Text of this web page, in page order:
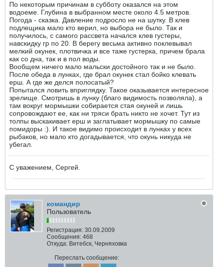
По некоторым причинам в субботу оказался на этом
водоеме. Глубина в выбранном месте около 4.5 метров.
Погода - сказка. Давление подросло не на шутку. В клев
подлещика мало кто верил, но выбора не было. Так и
получилось, с самого рассвета начался клев густеры,
навскидку гр по 20. В берегу весьма активно поклевывал
мелкий окунек, плотвичка и все таже густерка, причем брала
как со дна, так и в пол воды.
Вообщем ничего мало мальски достойного так и не было.
После обеда в лунках, где брал окунек стал бойко клевать
ерш. А где же делся полосатый?
Попытался ловить вприглядку. Такое оказывается интересное
зрелище. Смотришь в лунку (благо видимость позволяла), а
там вокруг мормышки собирается стая окуней и лишь
сопровождают ее, как ни тряси брать никто не хочет. Тут из
толпы выскакивает ерш и заглатывает мормышку по самые
помидоры :). И такое видимо происходит в лунках у всех
рыбаков, но мало кто догадывается, что окунь никуда не
убегал.
С уважением, Сергей.
командир
Пользователь
Регистрация: 30.09.2009
Сообщения: 468
Откуда: Витебск, Черняховка
Переслать сообщение: